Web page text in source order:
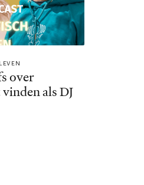
over
als DJ